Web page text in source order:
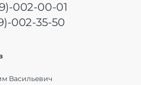
002-00-01
002-35-50
Васильевич